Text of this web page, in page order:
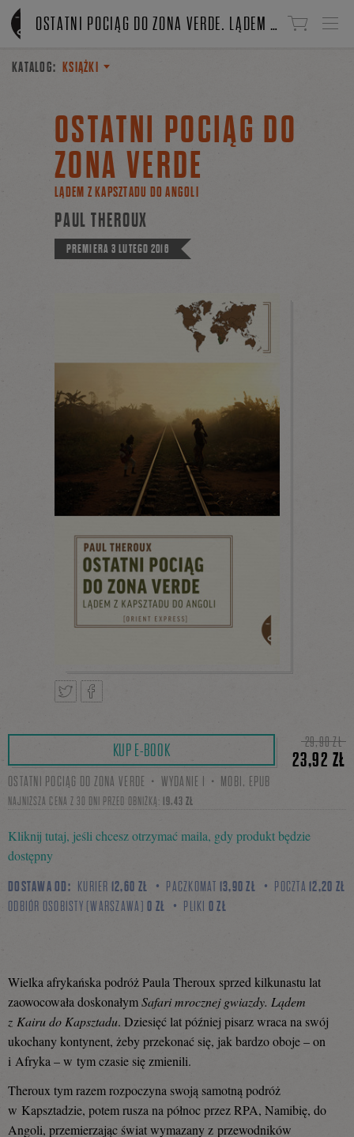
Linki do przejścia
OSTATNI POCIĄG DO ZONA VERDE. LĄDEM Z KAPSZTADU DO ANGOLI
KATALOG: KSIĄŻKI
OSTATNI POCIĄG DO
ZONA VERDE
LĄDEM Z KAPSZTADU DO ANGOLI
PAUL THEROUX
PREMIERA3 LUTEGO 2016
TweetnijPodziel
się
KUP E-BOOK 29,90 ZŁ
23,92 ZŁ
OSTATNI POCIĄG DO ZONA VERDE・WYDANIE I・MOBI, EPUB
NAJNIŻSZA CENA Z 30 DNI PRZED OBNIŻKĄ: 19,43 ZŁ
Kliknij tutaj, jeśli chcesz otrzymać maila, gdy produkt będzie
dostępny
DOSTAWA OD: KURIER 12,60 ZŁ PACZKOMAT 13,90 ZŁ POCZTA 12,20 ZŁ
ODBIÓR OSOBISTY (WARSZAWA) 0 ZŁ PLIKI 0 ZŁ
Wielka afrykańska podróż Paula Theroux sprzed kilkunastu lat
zaowocowała doskonałymSafari mrocznej gwiazdy. Lądem
z Kairu do Kapsztadu. Dziesięć lat później pisarz wraca na swój
ukochany kontynent, żeby przekonać się, jak bardzo oboje – on
i Afryka – w tym czasie się zmienili.
Theroux tym razem rozpoczyna swoją samotną podróż
w Kapsztadzie, potem rusza na północ przez RPA, Namibię, do
Angoli, przemierzając świat wymazany z przewodników